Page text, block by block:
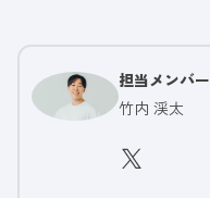
担当メンバー
竹内 渓太